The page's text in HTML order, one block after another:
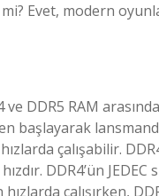
Evet, modern
DDR5 RAM
başlayarak
çalışabilir.
DDR4’ün
çalışırken,